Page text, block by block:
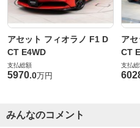
アセット フィオラノ F1 D
CT E4WD
支払総額
5970.0万円
ア
CT
支払
みんなのコメント